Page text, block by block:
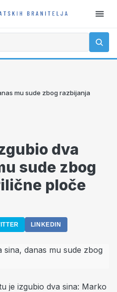
mu sude zbog razbijanja
dva
sude zbog
ploče
LINKEDIN
je izgubio dva sina: Marko